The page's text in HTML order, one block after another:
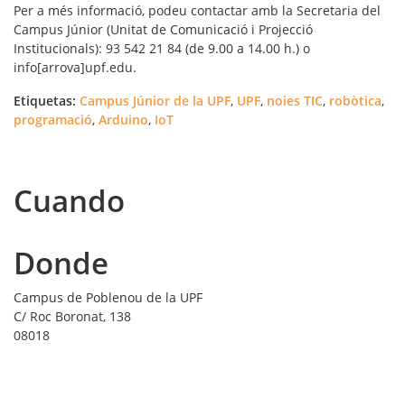
Per a més informació, podeu contactar amb la Secretaria del
Campus Júnior (Unitat de Comunicació i Projecció
Institucionals): 93 542 21 84 (de 9.00 a 14.00 h.) o
info[arrova]upf.edu.
Etiquetas: Campus Júnior de la UPF, UPF, noies TIC, robòtica,
programació, Arduino, IoT
Cuando
Donde
Campus de Poblenou de la UPF
C/ Roc Boronat, 138
08018